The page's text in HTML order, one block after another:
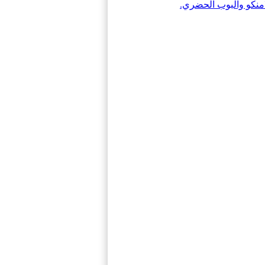
والبوب ​​الحضري.